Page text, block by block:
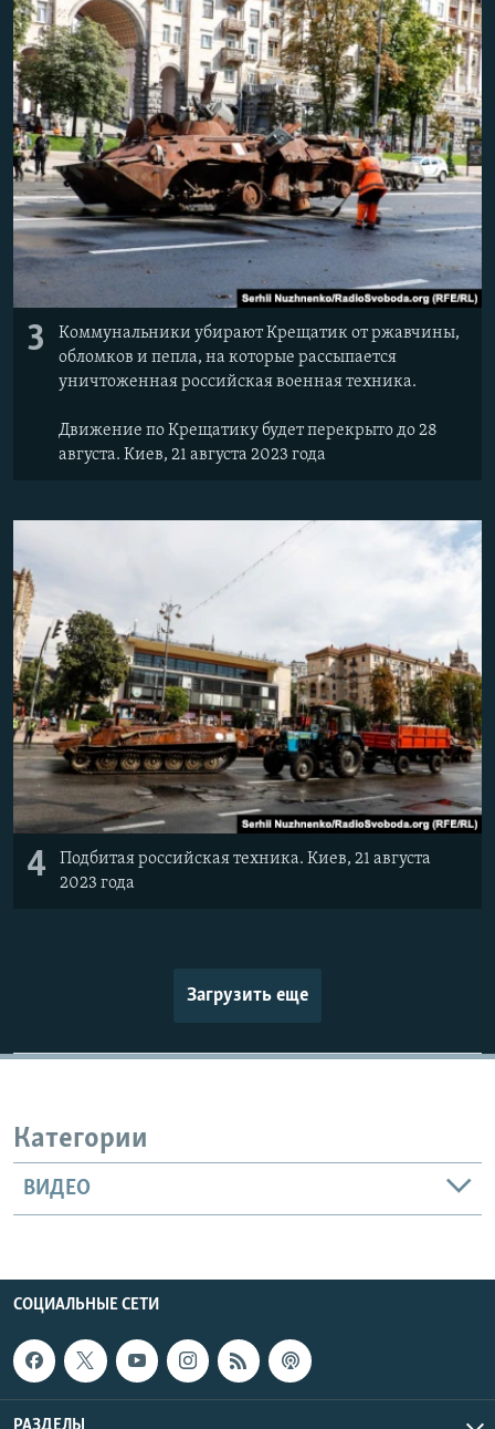
3
Коммунальники убирают Крещатик от ржавчины,
обломков и пепла, на которые рассыпается
уничтоженная российская военная техника.
Движение по Крещатику будет перекрыто до 28
августа. Киев, 21 августа 2023 года
4
Подбитая российская техника. Киев, 21 августа
2023 года
Загрузить еще
Категории
ВИДЕО
СОЦИАЛЬНЫЕ СЕТИ